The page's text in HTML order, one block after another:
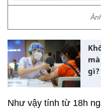
gì?
Như vậy tính từ 18h